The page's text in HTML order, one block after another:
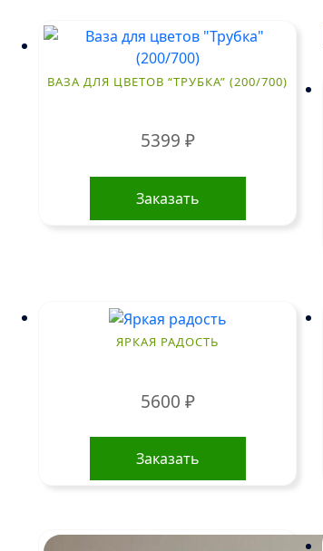
ВАЗА ДЛЯ ЦВЕТОВ “ТРУБКА” (200/700)
5399 ₽
Заказать
ЯРКАЯ РАДОСТЬ
5600 ₽
Заказать